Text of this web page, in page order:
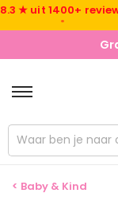
uit 1400+ reviews
< Baby & Kind